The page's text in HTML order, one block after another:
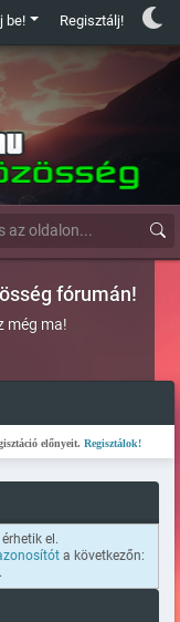
be! Regisztálj!
fórumán!
még ma!
előnyeit.Regisztálok!
el.
a következőn: